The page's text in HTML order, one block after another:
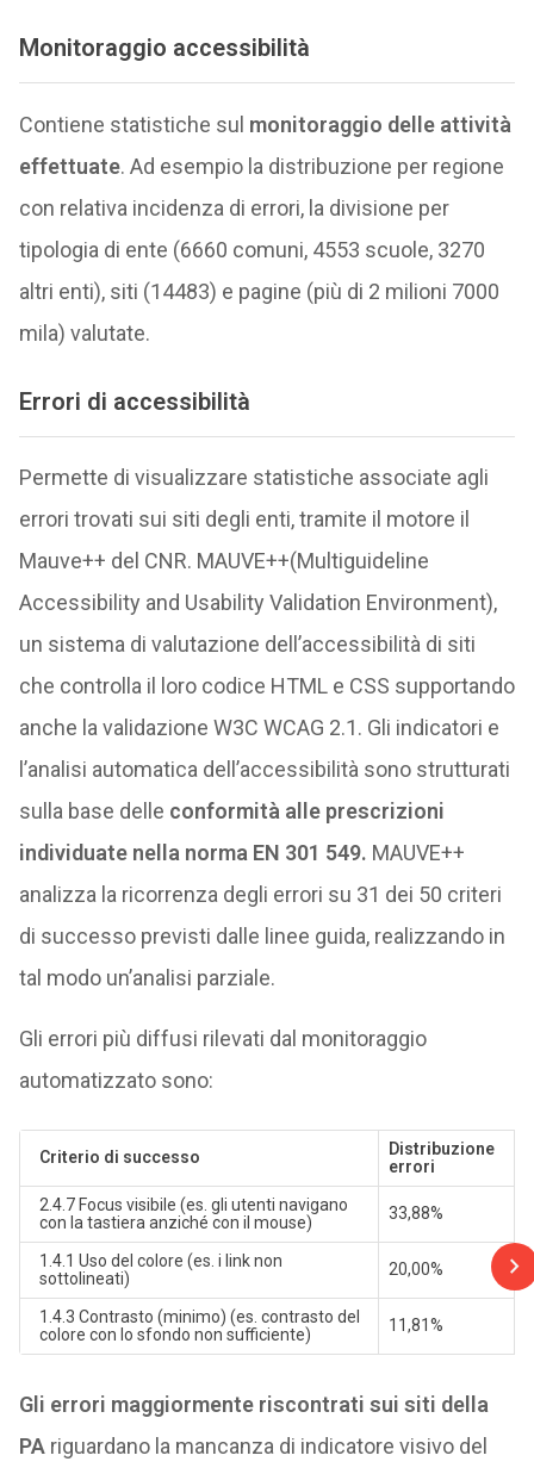
Monitoraggio accessibilità
Contiene statistiche sul monitoraggio delle attività
effettuate. Ad esempio la distribuzione per regione
con relativa incidenza di errori, la divisione per
tipologia di ente (6660 comuni, 4553 scuole, 3270
altri enti), siti (14483) e pagine (più di 2 milioni 7000
mila) valutate.
Errori di accessibilità
Permette di visualizzare statistiche associate agli
errori trovati sui siti degli enti, tramite il motore il
Mauve++ del CNR. MAUVE++(Multiguideline
Accessibility and Usability Validation Environment),
un sistema di valutazione dell’accessibilità di siti
che controlla il loro codice HTML e CSS supportando
anche la validazione W3C WCAG 2.1. Gli indicatori e
l’analisi automatica dell’accessibilità sono strutturati
sulla base delle conformità alle prescrizioni
individuate nella norma EN 301 549. MAUVE++
analizza la ricorrenza degli errori su 31 dei 50 criteri
di successo previsti dalle linee guida, realizzando in
tal modo un’analisi parziale.
Gli errori più diffusi rilevati dal monitoraggio
automatizzato sono:
Criterio di successo
Distribuzione
errori
2.4.7 Focus visibile (es. gli utenti navigano
con la tastiera anziché con il mouse)
33,88%
1.4.1 Uso del colore (es. i link non
sottolineati)
20,00%
1.4.3 Contrasto (minimo) (es. contrasto del
colore con lo sfondo non sufficiente)
11,81%
Gli errori maggiormente riscontrati sui siti della
PAriguardano la mancanza di indicatore visivo del